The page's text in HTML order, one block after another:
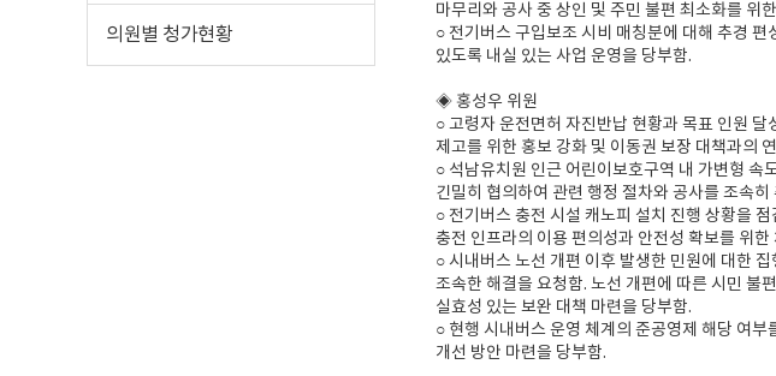
의원별 청가현황
마무리와 공사 중 상인 및 주민 불편 최소화를 위
○ 전기버스 구입보조 시비 매칭분에 대해 추경
있도록 내실 있는 사업 운영을 당부함.
◈ 홍성우 위원
○ 고령자 운전면허 자진반납 현황과 목표 인원
제고를 위한 홍보 강화 및 이동권 보장 대책과의
○ 석남유치원 인근 어린이보호구역 내 가변형 속
긴밀히 협의하여 관련 행정 절차와 공사를 조속히
○ 전기버스 충전 시설 캐노피 설치 진행 상황을
충전 인프라의 이용 편의성과 안전성 확보를 위
○ 시내버스 노선 개편 이후 발생한 민원에 대한
조속한 해결을 요청함. 노선 개편에 따른 시민 불
실효성 있는 보완 대책 마련을 당부함.
○ 현행 시내버스 운영 체계의 준공영제 해당 여
개선 방안 마련을 당부함.